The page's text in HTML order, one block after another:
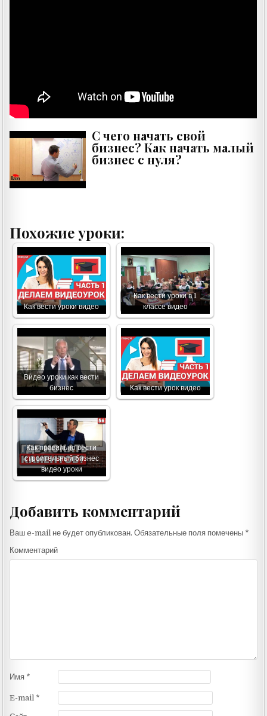
C чего начать свой
бизнес? Как начать малый
бизнес с нуля?
Похожие уроки:
Как вести уроки видео
Как вести уроки в 1
классе видео
Видео уроки как вести
бизнес
Как вести урок видео
Как правильно вести
строительный бизнес
видео уроки
Добавить комментарий
Ваш e-mail не будет опубликован. Обязательные поля помечены *
Комментарий
Имя *
E-mail *